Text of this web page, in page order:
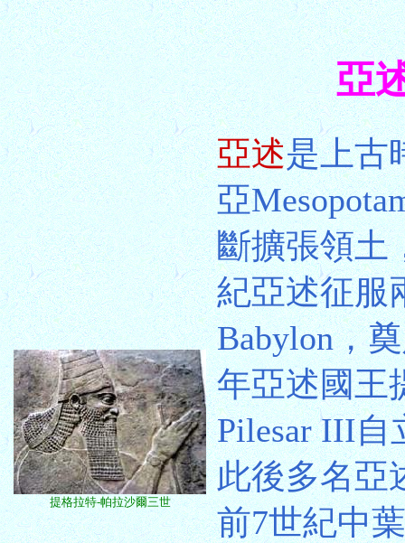
亞
提格拉特-帕拉沙爾三世
亞述是上古
亞
斷擴張領土
紀亞述征服
Babylon，
年亞述國王
Pilesar III自
此後多名亞
前7世紀中